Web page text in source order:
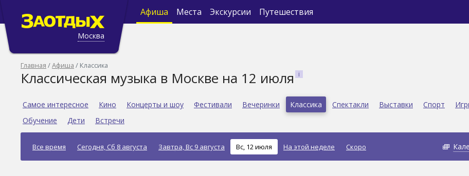
Москва
Афиша Места Экскурсии Путешествия
Главная Афиша Классика
Классическая музыка в Москве на 12 июля
Самое интересное Кино Концерты и шоу Фестивали Вечеринки Классика Спектакли Выставки Спорт
Обучение
Дети Встречи
Все время Сегодня, Сб 8 августа Завтра, Вс 9 августа Вс, 12 июля На этой неделе Скоро